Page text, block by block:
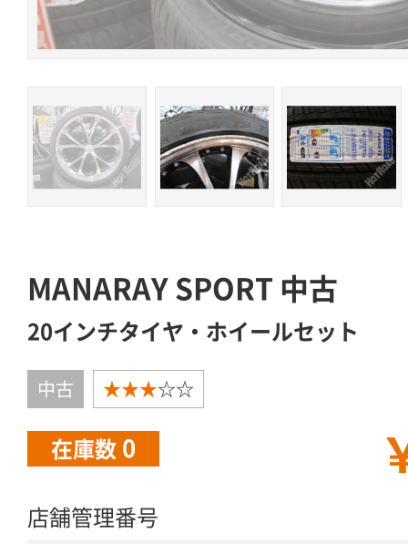
MANARAY SPORT 中古
20インチタイヤ・ホイールセット
中古 ★★★☆☆
在庫数 0
店舗管理番号